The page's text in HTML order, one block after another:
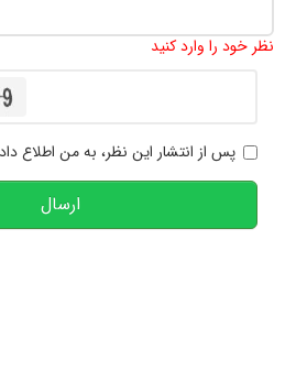
نظر خود را وارد کنید
پس از انتشار این نظر، به من اطلاع
ارسال